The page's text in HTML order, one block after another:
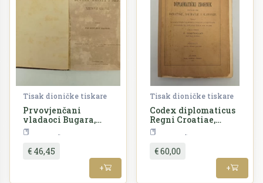
Tisak dioničke tiskare
Prvovjenčani
vladaoci Bugara,
Hrvata i Srba i
njihove krune
€ 46,45
+
Tisak dioničke tiskare
Codex diplomaticus
Regni Croatiae,
Dalmatiae et
Slavoniae /
Diplomatički
zbornik Kraljevine
Hrvatske, Dalmacije
€ 60,00
+